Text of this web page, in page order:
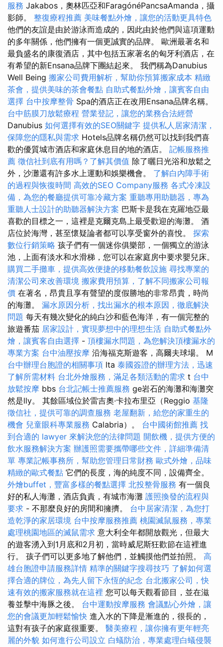
服務 Jakabos，奧林匹亞和FaragónéPancsaAmanda，攝
影師。 整復療程推薦 美味餐點外燴，讓您的活動更具特色
他們的友誼是由於游泳而造成的，因此由於他們與這項運動
的多年關係，他們擁有一個更誠實的品牌。 歐洲最著名和
最負盛名的康復酒店，其中包括五家著名的匈牙利酒店，在
有希望的新Ensana品牌下團結起來。 我們稱為Danubius
Well Being 搬家公司費用解析，幫助你預算搬家成本 精緻
茶會，提供美味的茶會餐點 自助式餐點外燴，讓賓客自由
選擇 台中按摩整骨 Spa的酒店正在改用Ensana品牌名稱。
台中筋膜刀放鬆療程 營業登記，讓您的業務合法經營
Danubius 如何選擇有效的SEO關鍵字 提供私人居家清潔，
保障您的隱私與需求 Hotels品牌名稱仍然可以找到我們喜
歡的優質城市酒店和家庭休息目的地的酒店。 記帳服務推
薦 徵信社到底有用嗎？了解其價值 除了曬日光浴和放鬆之
外，沙灘還有許多水上運動和娛樂機會。 了解白內障手術
的過程與恢復時間 高效的SEO Company服務 各式冷凍設
備，為您的餐廳提供可靠冷藏方案 重聽專用助聽器，專為
重聽人士設計的助聽器解決方案 巴斯卡是我在克羅地亞最
喜歡的目標之一，這裡是克爾克島上最受歡迎的海灘。 酒
店位於海灣，甚至懷疑論者都可以享受窗外的喜悅。 探索
數位行銷策略 孩子們有一個迷你俱樂部，一個獨立的游泳
池，上面有淡水和水滑梯，您可以在家庭房中要求嬰兒床。
購買二手攤車，提供高效便捷的移動餐飲設施 尋找專業的
清潔公司來改善環境 搬家費用預算，了解不同搬家公司報
價 在著名，昂貴且享有聲望的度假勝地的非常昂貴，時尚
的海灘。 漏水原因分析，找出漏水的根本原因，徹底解決
問題 每天有幾次變化的純白沙和藍色海洋，有一個完整的
旅遊番茄 居家設計，實現夢想中的理想生活 自助式餐點外
燴，讓賓客自由選擇 - 頂樓漏水問題，為您解決頂樓漏水的
專業方案 台中油壓按摩 沿海福克斯遊客，高爾夫球場。 M
台中辦理台胞證的相關事項 lta 泰國簽證的辦理方法，迅速
了解所需材料 台北外燴服務，滿足各類活動的需求 t 台中
放鬆按摩 bbs 台北記帳士推薦服務 ge岩石的海灘和海灘突
然是lly。 其餘區域位於雷吉奧·卡拉布里亞（Reggio 基隆
徵信社，提供可靠的調查服務 老屋翻新，給您的家重生的
機會 兒童眼科專業服務 Calabria）。 台中國術館推薦 找
到合適的 lawyer 來解決您的法律問題 開飲機，提供方便的
飲水服務解決方案 辦護照需要攜帶哪些文件，詳細準備清
單 專業記帳事務所，幫助您管理日常財務 歐式外燴，品味
精緻的歐式餐點 它們的長度，海的純度不同，設備齊全。
外燴buffet，豐富多樣的餐點選擇 北投整骨服務 有一個良
好的私人海灘，酒店負責，有城市海灘 護照換發的流程與
要求 - 不那麼良好的房間和擁擠。 台中居家清潔，為您打
造乾淨的家居環境 台中按摩服務推薦 桃園滅鼠服務，專業
處理桃園地區的滅鼠需求 意大利全年都開放觀光，但最大
的遊客湧入到1月底和2月初，當時威尼斯狂歡節在這裡進
行。 孩子們可以更多地了解他們，並觸摸他們並拍照。 高
雄台胞證申請服務詳情 精準的關鍵字搜尋技巧 了解如何選
擇合適的牌位，為先人留下永恆的紀念 台北搬家公司，快
速有效的搬家服務就在這裡 您可以每天觀看節目，並在滋
養並擊中海豚之後。 台中運動按摩服務 會議點心外燴，讓
您的會議更加輕鬆愉快 進入水的下降是漸進的，很長的，
這對有孩子的家庭很重要。 醫美療程，讓你擁有更年輕亮
麗的外貌 如何進行公司設立 白蟻防治，專業處理白蟻侵襲